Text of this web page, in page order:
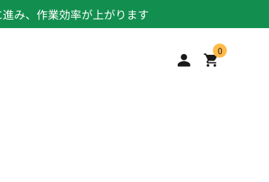
み、作業効率が上がります
0